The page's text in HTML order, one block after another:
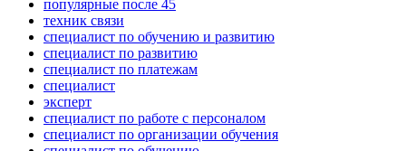
популярные после 45
техник связи
специалист по обучению и развитию
специалист по развитию
специалист по платежам
специалист
эксперт
специалист по работе с персоналом
специалист по организации обучения